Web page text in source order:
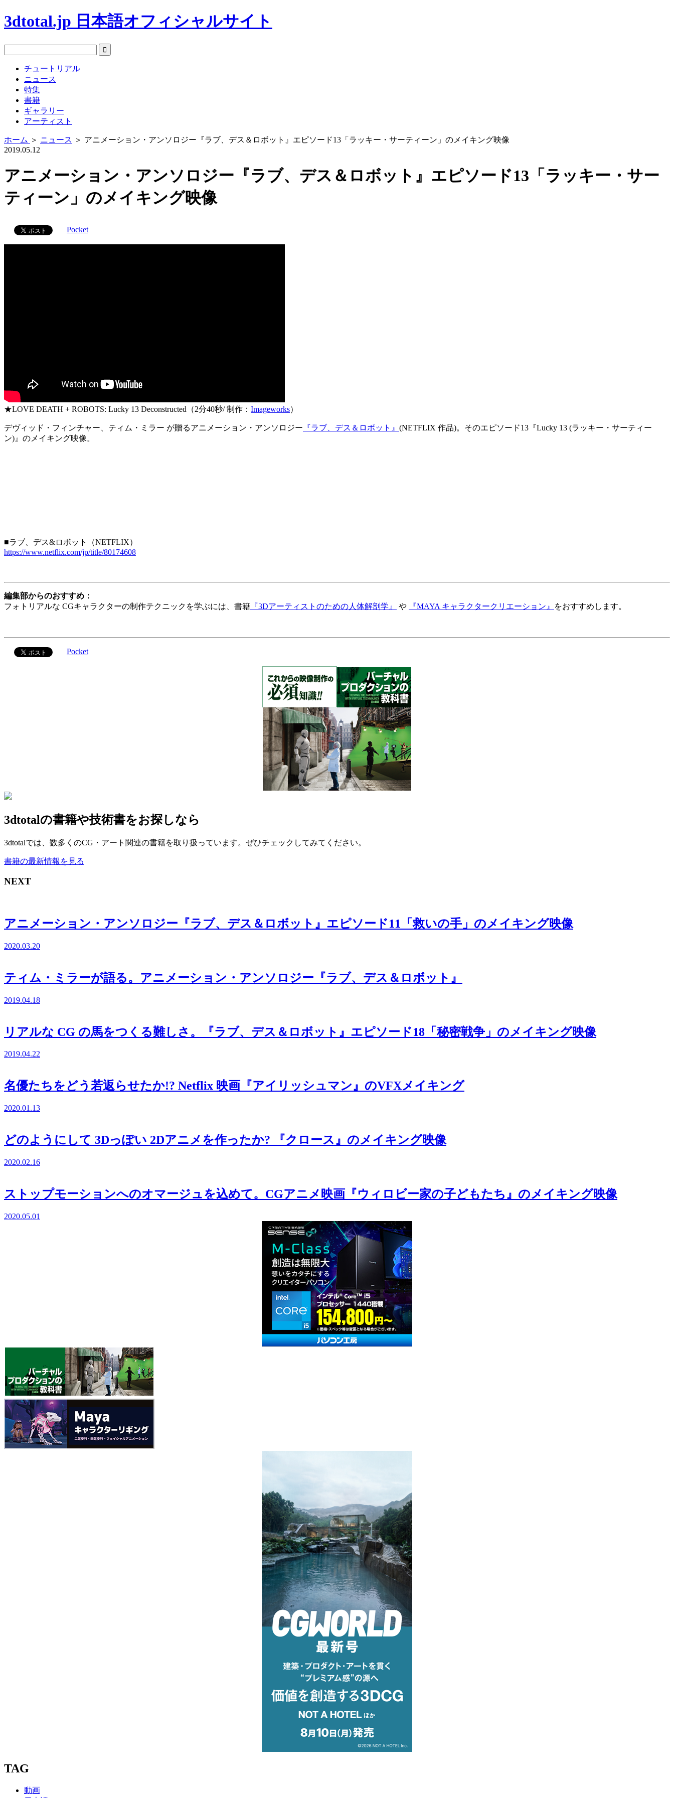
3dtotal.jp 日本語オフィシャルサイト
チュートリアル
ニュース
特集
書籍
ギャラリー
アーティスト
ホーム ＞ ニュース ＞ アニメーション・アンソロジー『ラブ、デス＆ロボット』エピソード13「ラッキー・サーティーン」のメイキング映像
2019.05.12
アニメーション・アンソロジー『ラブ、デス＆ロボット』エピソード13「ラッキー・サー
ティーン」のメイキング映像
Pocket
★LOVE DEATH + ROBOTS: Lucky 13 Deconstructed（2分40秒/ 制作： Imageworks）
デヴィッド・フィンチャー、ティム・ミラー が贈るアニメーション・アンソロジー 『ラブ、デス＆ロボット』 (NETFLIX 作品)。そのエピソード13『Lucky 13 (ラッキー・サーティー
ン)』のメイキング映像。
■ラブ、デス&ロボット（NETFLIX）
https://www.netflix.com/jp/title/80174608
編集部からのおすすめ：
フォトリアルな CGキャラクターの制作テクニックを学ぶには、書籍 『3Dアーティストのための人体解剖学』 や 『MAYA キャラクタークリエーション』 をおすすめします。
Pocket
3dtotalの書籍や技術書をお探しなら
3dtotalでは、数多くのCG・アート関連の書籍を取り扱っています。ぜひチェックしてみてください。
書籍の最新情報を見る
NEXT
アニメーション・アンソロジー『ラブ、デス＆ロボット』エピソード11「救いの手」のメイキング映像
2020.03.20
ティム・ミラーが語る。アニメーション・アンソロジー『ラブ、デス＆ロボット』
2019.04.18
リアルな CG の馬をつくる難しさ。『ラブ、デス＆ロボット』エピソード18「秘密戦争」のメイキング映像
2019.04.22
名優たちをどう若返らせたか!? Netflix 映画『アイリッシュマン』のVFXメイキング
2020.01.13
どのようにして 3Dっぽい 2Dアニメを作ったか? 『クロース』のメイキング映像
2020.02.16
ストップモーションへのオマージュを込めて。CGアニメ映画『ウィロビー家の子どもたち』のメイキング映像
2020.05.01
TAG
動画